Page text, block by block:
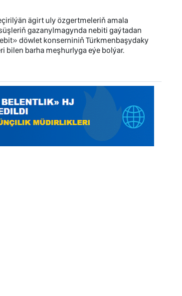
ägirt uly özgertmeleriň amala
gazanylmagynda nebiti gaýtadan
döwlet konserniniň Türkmenbaşydaky
bilen barha meşhurlyga eýe bolýar.